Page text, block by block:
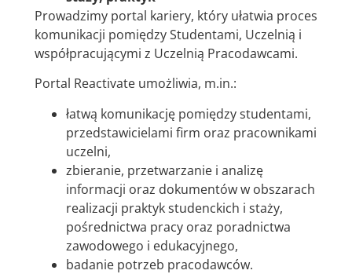
Prowadzimy portal kariery, który ułatwia proces
komunikacji pomiędzy Studentami, Uczelnią i
współpracującymi z Uczelnią Pracodawcami.
Portal Reactivate umożliwia, m.in.:
łatwą komunikację pomiędzy studentami,
przedstawicielami firm oraz pracownikami
uczelni,
zbieranie, przetwarzanie i analizę
informacji oraz dokumentów w obszarach
realizacji praktyk studenckich i staży,
pośrednictwa pracy oraz poradnictwa
zawodowego i edukacyjnego,
badanie potrzeb pracodawców.